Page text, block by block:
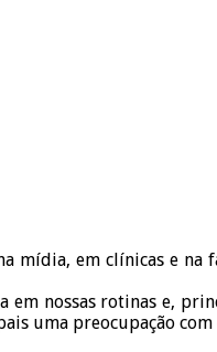
mídia, em clínicas e
em nossas rotinas e,
uma preocupação com